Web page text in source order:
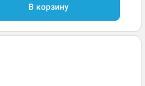
В корзину